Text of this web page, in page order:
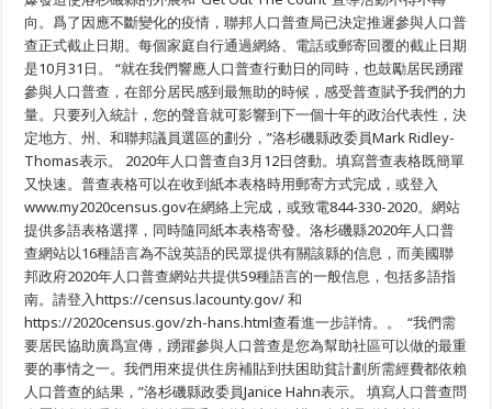
向。爲了因應不斷變化的疫情，聯邦人口普查局已決定推遲參與人口普
查正式截止日期。每個家庭自行通過網絡、電話或郵寄回覆的截止日期
是10月31日。 “就在我們響應人口普查行動日的同時，也鼓勵居民踴躍
參與人口普查，在部分居民感到最無助的時候，感受普查賦予我們的力
量。只要列入統計，您的聲音就可影響到下一個十年的政治代表性，決
定地方、州、和聯邦議員選區的劃分，”洛杉磯縣政委員Mark Ridley-
Thomas表示。 2020年人口普查自3月12日啓動。填寫普查表格既簡單
又快速。普查表格可以在收到紙本表格時用郵寄方式完成，或登入
www.my2020census.gov在網絡上完成，或致電844-330-2020。網站
提供多語表格選擇，同時隨同紙本表格寄發。洛杉磯縣2020年人口普
查網站以16種語言為不說英語的民眾提供有關該縣的信息，而美國聯
邦政府2020年人口普查網站共提供59種語言的一般信息，包括多語指
南。請登入https://census.lacounty.gov/ 和
https://2020census.gov/zh-hans.html查看進一步詳情。。 “我們需
要居民協助廣爲宣傳，踴躍參與人口普查是您為幫助社區可以做的最重
要的事情之一。我們用來提供住房補貼到扶困助貧計劃所需經費都依賴
人口普查的結果，”洛杉磯縣政委員Janice Hahn表示。 填寫人口普查問